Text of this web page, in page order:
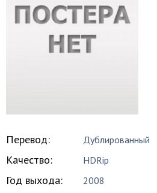
Перевод: Дублированный
Качество: HDRip
Год выхода: 2008